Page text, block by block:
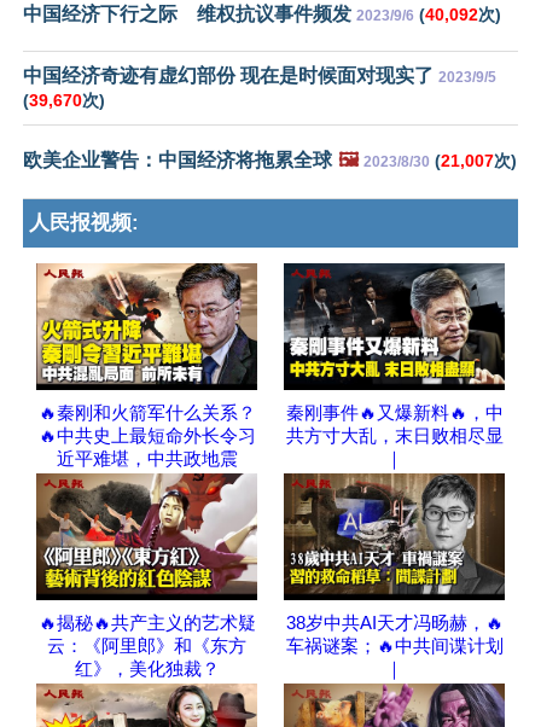
中国经济下行之际 维权抗议事件频发 2023/9/6 (40,092次)
中国经济奇迹有虚幻部份 现在是时候面对现实了 2023/9/5
(39,670次)
欧美企业警告：中国经济将拖累全球 🖼️ 2023/8/30 (21,007次)
人民报视频:
🔥秦刚和火箭军什么关系？
🔥中共史上最短命外长令习
近平难堪，中共政地震
秦刚事件🔥又爆新料🔥，中
共方寸大乱，末日败相尽显
｜
🔥揭秘🔥共产主义的艺术疑
云：《阿里郎》和《东方
红》，美化独裁？
38岁中共AI天才冯旸赫，🔥
车祸谜案；🔥中共间谍计划
｜